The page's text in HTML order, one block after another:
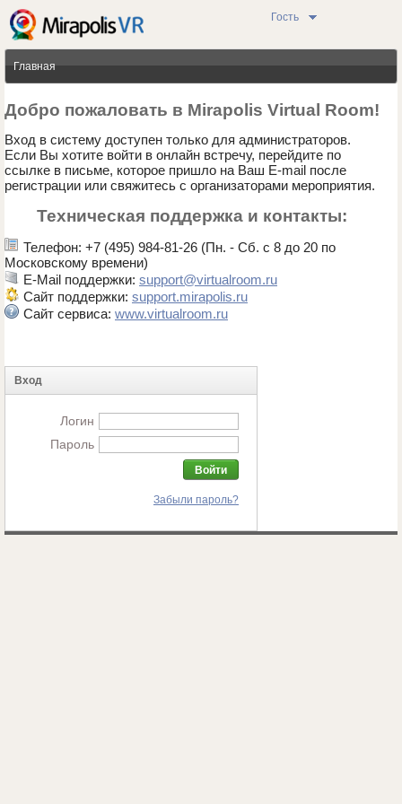
Гость
Главная
Добро пожаловать в Mirapolis Virtual Room!
Вход в систему доступен только для администраторов.
Если Вы хотите войти в онлайн встречу, перейдите по
ссылке в письме, которое пришло на Ваш E-mail после
регистрации или свяжитесь с организаторами мероприятия.
Техническая поддержка и контакты:
Телефон: +7 (495) 984-81-26 (Пн. - Сб. с 8 до 20 по
Московскому времени)
E-Mail поддержки: support@virtualroom.ru
Сайт поддержки: support.mirapolis.ru
Сайт сервиса: www.virtualroom.ru
Вход